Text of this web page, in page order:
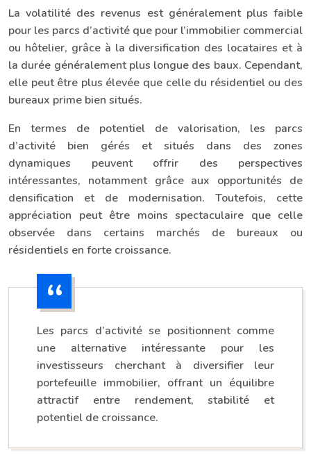
La volatilité des revenus est généralement plus faible
pour les parcs d’activité que pour l’immobilier commercial
ou hôtelier, grâce à la diversification des locataires et à
la durée généralement plus longue des baux. Cependant,
elle peut être plus élevée que celle du résidentiel ou des
bureaux prime bien situés.
En termes de potentiel de valorisation, les parcs
d’activité bien gérés et situés dans des zones
dynamiques peuvent offrir des perspectives
intéressantes, notamment grâce aux opportunités de
densification et de modernisation. Toutefois, cette
appréciation peut être moins spectaculaire que celle
observée dans certains marchés de bureaux ou
résidentiels en forte croissance.
Les parcs d’activité se positionnent comme
une alternative intéressante pour les
investisseurs cherchant à diversifier leur
portefeuille immobilier, offrant un équilibre
attractif entre rendement, stabilité et
potentiel de croissance.